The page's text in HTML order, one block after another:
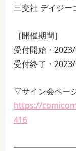
三交社 デイジー
［開催期間］
受付開始・
受付終了・
▽サイン会ペー
https://
416